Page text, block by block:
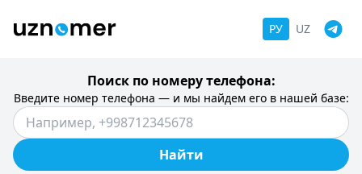
РУ UZ
Поиск по номеру телефона:
Введите номер телефона — и мы найдем его в нашей базе:
Найти